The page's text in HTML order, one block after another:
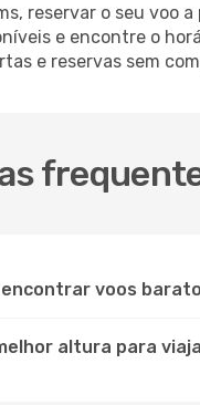
reservar o seu voo
e encontre o
e reservas sem
encontrar voos
altura para